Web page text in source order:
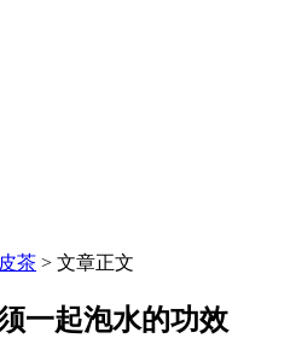
茶 > 文章正文
一起泡水的功效